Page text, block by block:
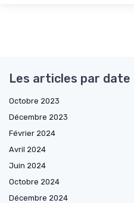
Les articles par date
Octobre 2023
Décembre 2023
Février 2024
Avril 2024
Juin 2024
Octobre 2024
Décembre 2024